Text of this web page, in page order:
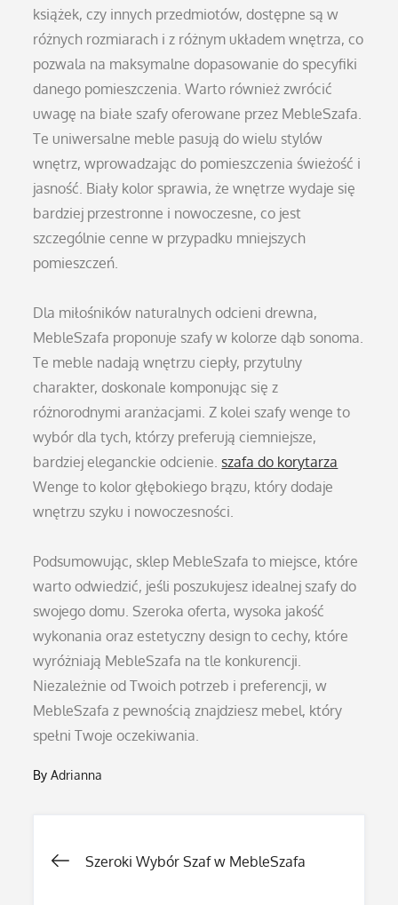
książek, czy innych przedmiotów, dostępne są w
różnych rozmiarach i z różnym układem wnętrza, co
pozwala na maksymalne dopasowanie do specyfiki
danego pomieszczenia. Warto również zwrócić
uwagę na białe szafy oferowane przez MebleSzafa.
Te uniwersalne meble pasują do wielu stylów
wnętrz, wprowadzając do pomieszczenia świeżość i
jasność. Biały kolor sprawia, że wnętrze wydaje się
bardziej przestronne i nowoczesne, co jest
szczególnie cenne w przypadku mniejszych
pomieszczeń.
Dla miłośników naturalnych odcieni drewna,
MebleSzafa proponuje szafy w kolorze dąb sonoma.
Te meble nadają wnętrzu ciepły, przytulny
charakter, doskonale komponując się z
różnorodnymi aranżacjami. Z kolei szafy wenge to
wybór dla tych, którzy preferują ciemniejsze,
bardziej eleganckie odcienie.szafa do korytarza
Wenge to kolor głębokiego brązu, który dodaje
wnętrzu szyku i nowoczesności.
Podsumowując, sklep MebleSzafa to miejsce, które
warto odwiedzić, jeśli poszukujesz idealnej szafy do
swojego domu. Szeroka oferta, wysoka jakość
wykonania oraz estetyczny design to cechy, które
wyróżniają MebleSzafa na tle konkurencji.
Niezależnie od Twoich potrzeb i preferencji, w
MebleSzafa z pewnością znajdziesz mebel, który
spełni Twoje oczekiwania.
ByAdrianna
Nawigacja
Szeroki Wybór Szaf w MebleSzafa